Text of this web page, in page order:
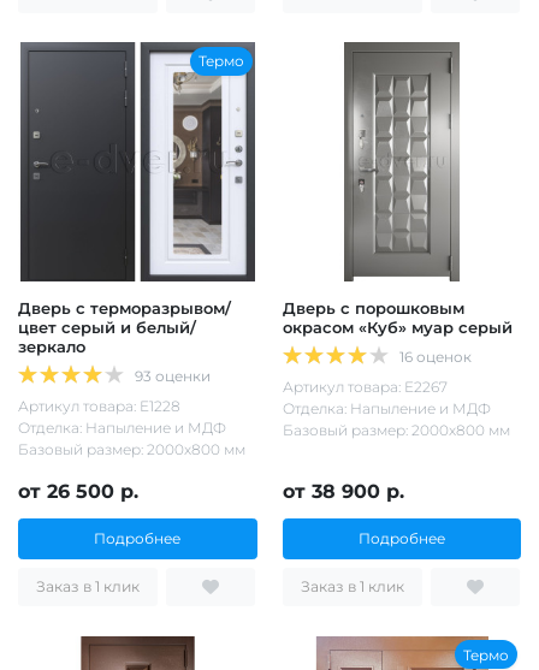
Термо
Дверь с терморазрывом/
цвет серый и белый/
зеркало
93 оценки
Артикул товара: Е1228
Отделка: Напыление и МДФ
Базовый размер: 2000х800 мм
от 26 500 р.
Подробнее
Заказ в 1 клик
Дверь с порошковым
окрасом «Куб» муар серый
16 оценок
Артикул товара: Е2267
Отделка: Напыление и МДФ
Базовый размер: 2000х800 мм
от 38 900 р.
Подробнее
Заказ в 1 клик
Термо